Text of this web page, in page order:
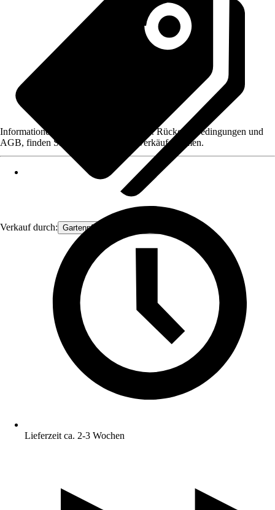
Verkauf durch: Gartenpflanzen Ammerland
Informationen des Verkäufers, wie z. B. Rückgabebedingungen und
AGB, finden Sie bei Klick auf den Verkäufernamen.
Lieferzeit ca. 2-3 Wochen